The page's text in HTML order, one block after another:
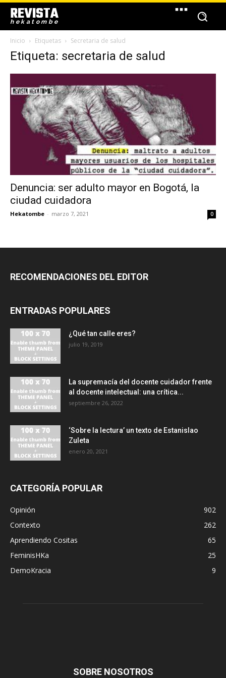
REVISTA
hekatombe
Inicio Etiquetas Secretaria de salud
Etiqueta: secretaria de salud
Denuncia: ser adulto mayor en Bogotá, la
ciudad cuidadora
Hekatombe - marzo 7, 2021 0
RECOMENDACIONES DEL EDITOR
ENTRADAS POPULARES
¿Qué tan calle eres?
julio 19, 2019
La supremacía del docente cuidador frente
al docente intelectual: una crítica...
septiembre 26, 2022
‘Sobre la lectura’ un texto de Estanislao
Zuleta
enero 20, 2021
CATEGORÍA POPULAR
Opinión
902
Contexto
262
Aprendiendo Cositas
65
FeminisHKa
25
DemoKracia
9
SOBRE NOSOTROS